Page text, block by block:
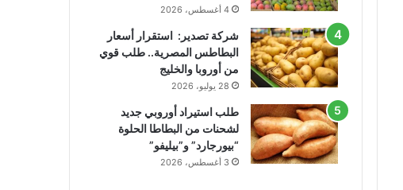
4 أغسطس، 2026
شركة تصدير: استقرار أسعار
البطاطس المصرية.. طلب قوي
من أوروبا والخليج
28 يوليو، 2026
طلب استيراد أوروبي جديد
لشحنات من البطاطا الحلوة
“بيورجارد” و”بيليفو”
3 أغسطس، 2026